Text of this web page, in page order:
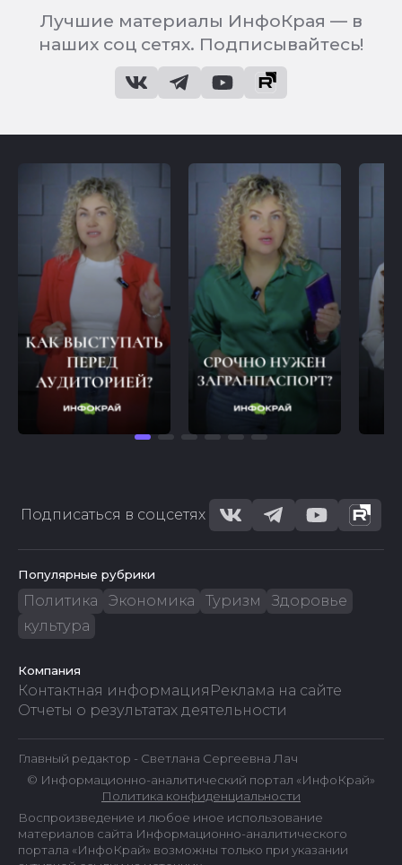
Лучшие материалы ИнфоКрая — в
наших соц сетях. Подписывайтесь!
Подписаться в соцсетях
Популярные рубрики
Политика Экономика Туризм
Здоровье
культура
Компания
Контактная информация Реклама на сайте
Отчеты о результатах деятельности
Главный редактор - Светлана Сергеевна Лач
© Информационно-аналитический портал «ИнфоКрай»
Политика конфиденциальности
Воспроизведение и любое иное использование
материалов сайта Информационно-аналитического
портала «ИнфоКрай» возможны только при указании